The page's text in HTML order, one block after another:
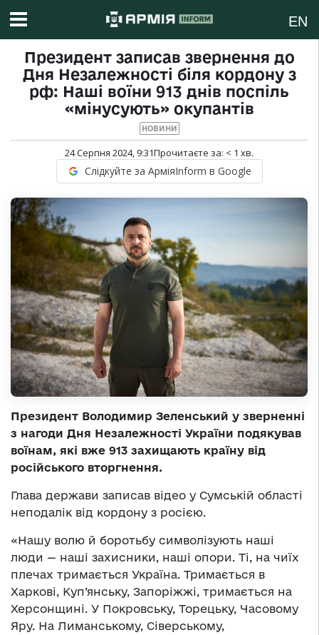
EN
Президент записав звернення до
Дня Незалежності біля кордону з
рф: Наші воїни 913 днів поспіль
«мінусують» окупантів
НОВИНИ
24 Серпня 2024, 9:31Прочитаєте за: < 1 хв.
Слідкуйте за АрміяInform в Google
Президент Володимир Зеленський у зверненні
з нагоди Дня Незалежності України подякував
воїнам, які вже 913 захищають країну від
російського вторгнення.
Глава держави записав відео у Сумській області
неподалік від кордону з росією.
«Нашу волю й боротьбу символізують наші
люди — наші захисники, наші опори. Ті, на чиїх
плечах тримається Україна. Тримається в
Харкові, Куп’янську, Запоріжжі, тримається на
Херсонщині. У Покровську, Торецьку, Часовому
Яру. На Лиманському, Сіверському,